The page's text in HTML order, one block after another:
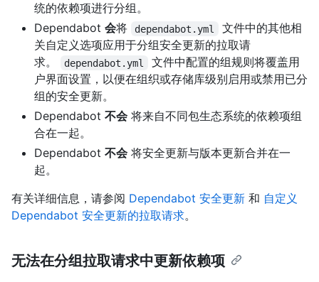
统的依赖项进行分组。
Dependabot 会将 dependabot.yml
文件中的其他相
关自定义选项应用于分组安全更新的拉取请
求。
dependabot.yml
文件中配置的组规则将覆盖用
户界面设置，以便在组织或存储库级别启用或禁用已分
组的安全更新。
Dependabot 不会 将来自不同包生态系统的依赖项组
合在一起。
Dependabot 不会 将安全更新与版本更新合并在一
起。
有关详细信息，请参阅 Dependabot 安全更新 和 自定义
Dependabot 安全更新的拉取请求。
无法在分组拉取请求中更新依赖项